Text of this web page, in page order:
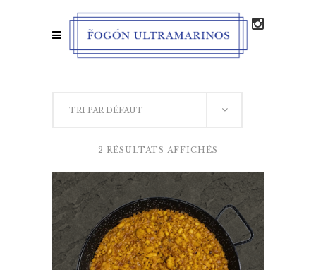
TRI PAR DÉFAUT
2 RÉSULTATS AFFICHÉS